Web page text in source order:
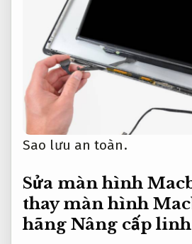
Sao lưu an toàn.
Sửa màn hình
thay màn hình
hãng Nâng cấp